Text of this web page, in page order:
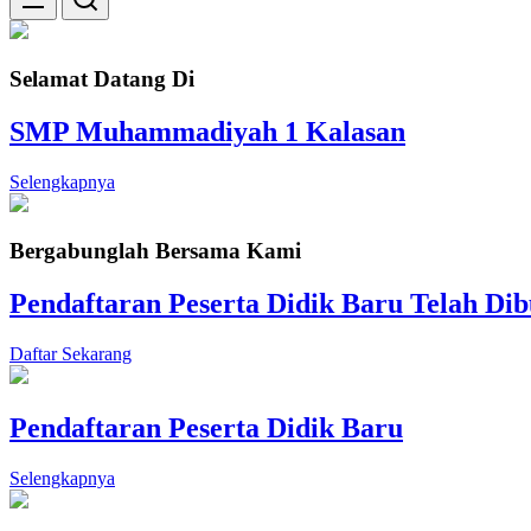
Selamat Datang Di
SMP Muhammadiyah 1 Kalasan
Selengkapnya
Bergabunglah Bersama Kami
Pendaftaran Peserta Didik Baru Telah
Daftar Sekarang
Pendaftaran Peserta Didik Baru
Selengkapnya